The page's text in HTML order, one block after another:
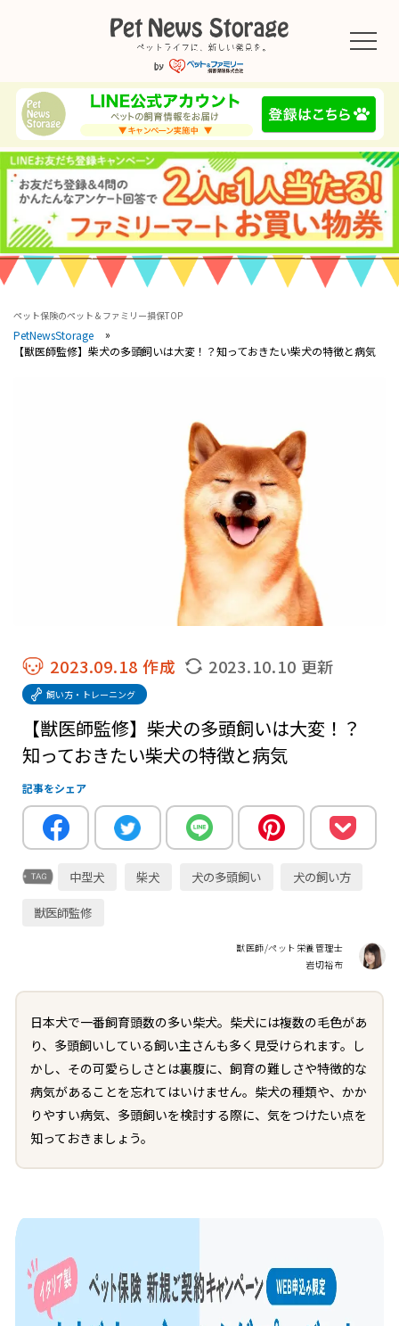
ペット保険のペット＆ファミリー損保TOP
PetNewsStorage
【獣医師監修】柴犬の多頭飼いは大変！？知っておきたい柴犬の特徴と病気
2023.09.18 作成 2023.10.10 更新
飼い方・トレーニング
【獣医師監修】柴犬の多頭飼いは大変！？
知っておきたい柴犬の特徴と病気
記事をシェア
中型犬 柴犬 犬の多頭飼い
犬の飼い方
獣医師監修
獣医師/ペット栄養管理士
岩切裕布
日本犬で一番飼育頭数の多い柴犬。柴犬には複数の毛色があ
り、多頭飼いしている飼い主さんも多く見受けられます。し
かし、その可愛らしさとは裏腹に、飼育の難しさや特徴的な
病気があることを忘れてはいけません。柴犬の種類や、かか
りやすい病気、多頭飼いを検討する際に、気をつけたい点を
知っておきましょう。